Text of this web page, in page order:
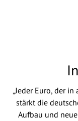
„Jeder Euro, der
stärkt die
Aufbau und